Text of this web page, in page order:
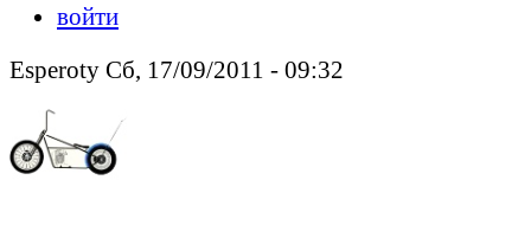
войти
Esperoty Сб, 17/09/2011 - 09:32